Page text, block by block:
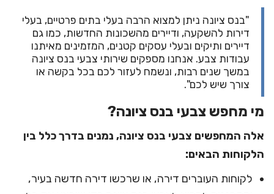
"בנס ציונה ניתן למצוא הרבה בעלי בתים פרטיים, בעלי
דירות להשקעה, ודיירים מהשכונות החדשות, כמו גם
דיירים ותיקים ובעלי עסקים קטנים, המזמינים מאיתנו
עבודות צבע. אנחנו מספקים שירותי צבעי בנס ציונה
במשך שנים רבות, ונשמח לעזור לכם בכל בקשה או
צורך שיש לכם".
מי מחפש צבעי בנס ציונה?
אלה המחפשים צבעי בנס ציונה, נמנים בדרך כלל בין
הלקוחות הבאים:
לקוחות העוברים דירה, או שרכשו דירה חדשה בעיר,